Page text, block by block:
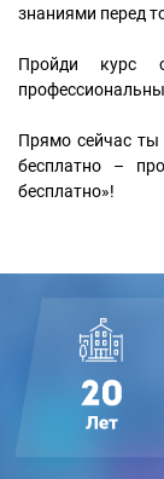
знаниями перед
Пройди курс
Прямо сейчас
бесплатно –
бесплатно»!